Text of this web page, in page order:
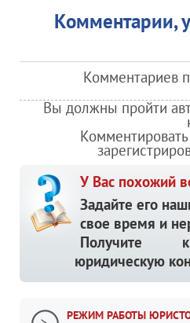
Комментарии,
Комментариев
Вы должны пройти
У Вас похожий
Задайте его
свое время и
Получите
юридическую
РЕЖИМ РАБОТЫ